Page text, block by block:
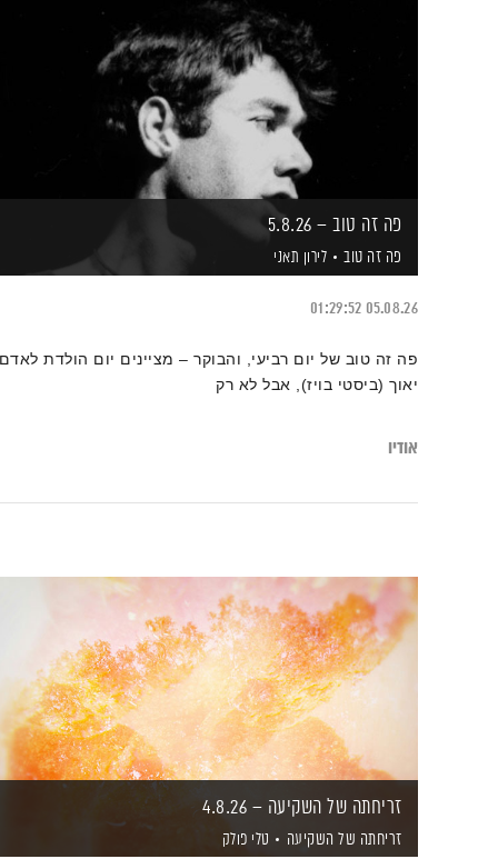
פה זה טוב – 5.8.26
פה זה טוב לירון תאני
05.08.26
01:29:52
פה זה טוב של יום רביעי, והבוקר – מציינים יום הולדת
יאוך (ביסטי בויז), אבל לא רק
אודיו
זריחתה של השקיעה – 4.8.26
זריחתה של השקיעה טלי פולק